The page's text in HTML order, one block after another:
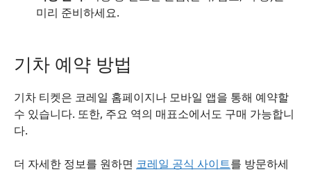
미리 준비하세요.
기차 예약 방법
기차 티켓은 코레일 홈페이지나 모바일 앱을 통해 예약할
수 있습니다. 또한, 주요 역의 매표소에서도 구매 가능합니
다.
더 자세한 정보를 원하면 코레일 공식 사이트를 방문하세